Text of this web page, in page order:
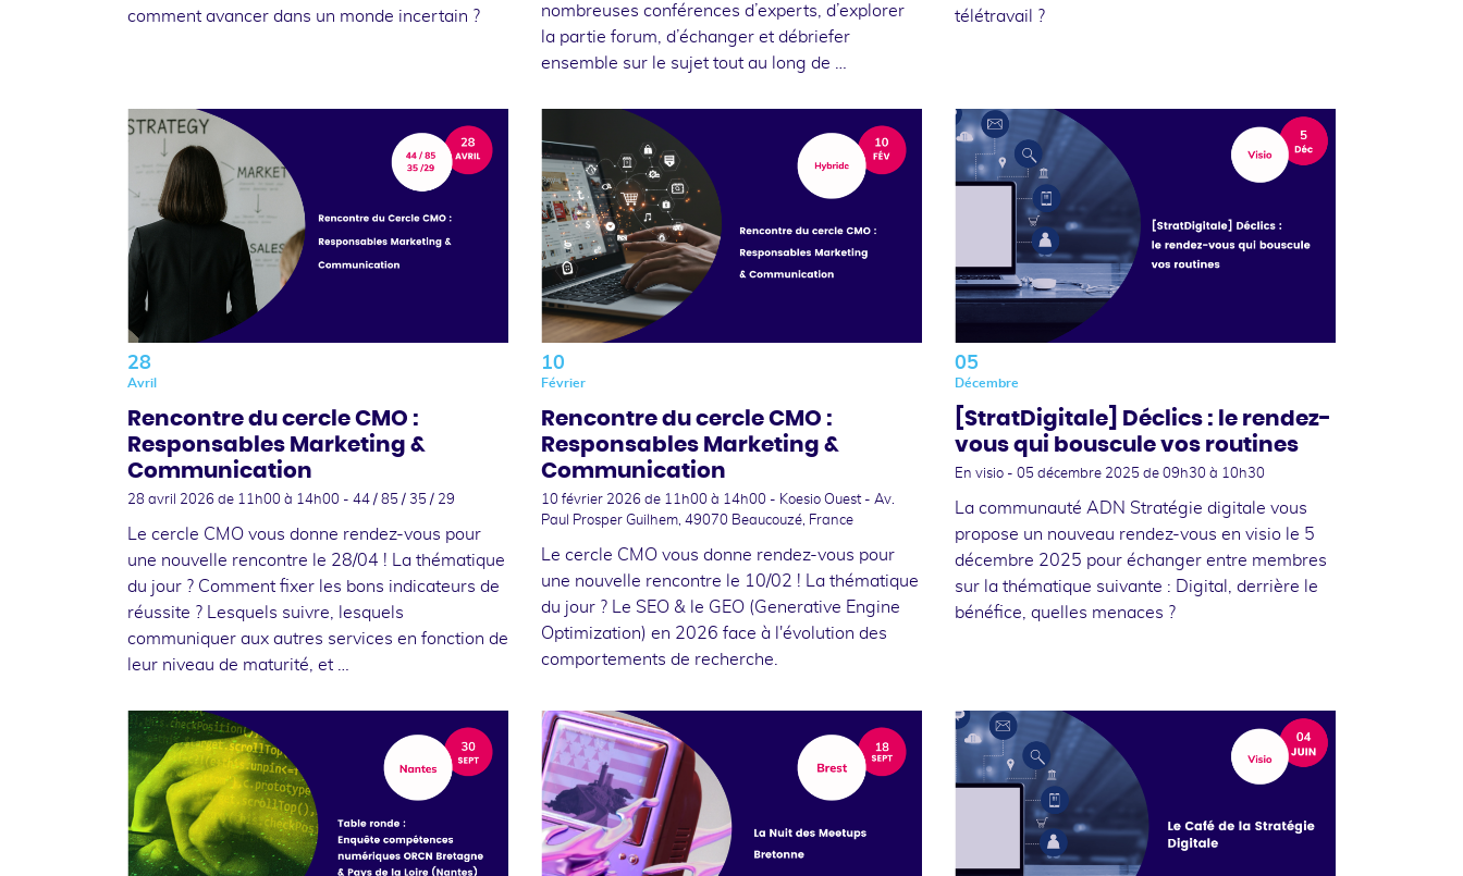
comment avancer dans un monde incertain ?
nombreuses conférences d’experts, d’explorer
la partie forum, d’échanger et débriefer
ensemble sur le sujet tout au long de …
télétravail ?
28
Avril
Rencontre du cercle CMO :
Responsables Marketing &
Communication
28 avril 2026 de 11h00 à 14h00 - 44 / 85 / 35 / 29
Le cercle CMO vous donne rendez-vous pour
une nouvelle rencontre le 28/04 ! La thématique
du jour ? Comment fixer les bons indicateurs de
réussite ? Lesquels suivre, lesquels
communiquer aux autres services en fonction de
leur niveau de maturité, et …
10
Février
Rencontre du cercle CMO :
Responsables Marketing &
Communication
10 février 2026 de 11h00 à 14h00 - Koesio Ouest - Av.
Paul Prosper Guilhem, 49070 Beaucouzé, France
Le cercle CMO vous donne rendez-vous pour
une nouvelle rencontre le 10/02 ! La thématique
du jour ? Le SEO & le GEO (Generative Engine
Optimization) en 2026 face à l'évolution des
comportements de recherche.
05
Décembre
[StratDigitale] Déclics : le rendez-
vous qui bouscule vos routines
En visio - 05 décembre 2025 de 09h30 à 10h30
La communauté ADN Stratégie digitale vous
propose un nouveau rendez-vous en visio le 5
décembre 2025 pour échanger entre membres
sur la thématique suivante : Digital, derrière le
bénéfice, quelles menaces ?